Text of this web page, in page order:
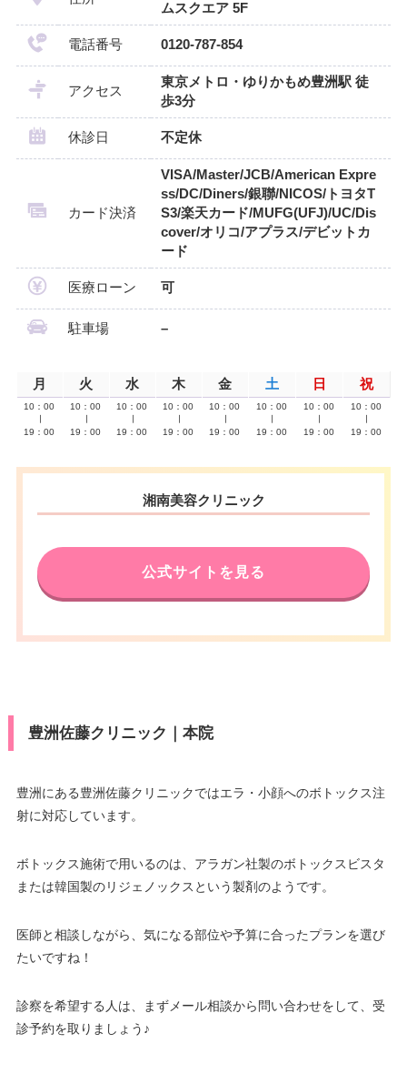
ムスクエア 5F
電話番号 0120-787-854
アクセス
東京メトロ・ゆりかもめ豊洲駅 徒
歩3分
休診日 不定休
カード決済
VISA/Master/JCB/American Expre
ss/DC/Diners/銀聯/NICOS/トヨタT
S3/楽天カード/MUFG(UFJ)/UC/Dis
cover/オリコ/アプラス/デビットカ
ード
医療ローン 可
駐車場 –
月 火 水 木 金 土 日 祝
10：00
19：00
10：00
19：00
10：00
19：00
10：00
19：00
10：00
19：00
10：00
19：00
10：00
19：00
10：00
19：00
湘南美容クリニック
公式サイトを見る
豊洲佐藤クリニック｜本院
豊洲にある豊洲佐藤クリニックではエラ・小顔へのボトックス注
射に対応しています。
ボトックス施術で用いるのは、アラガン社製のボトックスビスタ
または韓国製のリジェノックスという製剤のようです。
医師と相談しながら、気になる部位や予算に合ったプランを選び
たいですね！
診察を希望する人は、まずメール相談から問い合わせをして、受
診予約を取りましょう♪